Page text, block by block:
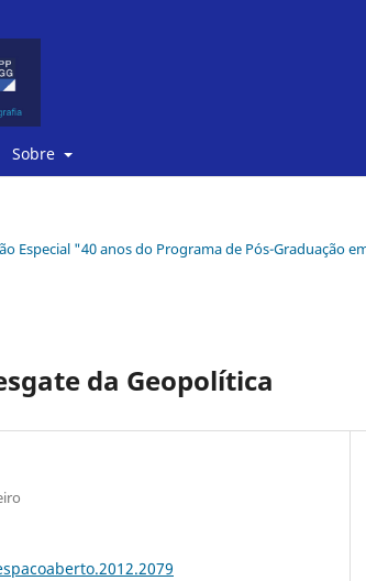
Sobre
Especial "40 anos do Programa de Pós-Graduação
da Geopolítica